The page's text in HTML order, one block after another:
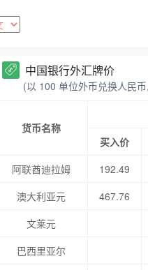
中国银行外汇牌价
(以 100 单位外币兑换人民
货币名称
买入价
阿联酋迪拉姆
192.49
澳大利亚元
467.76
文莱元
巴西里亚尔